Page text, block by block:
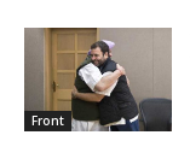
Front